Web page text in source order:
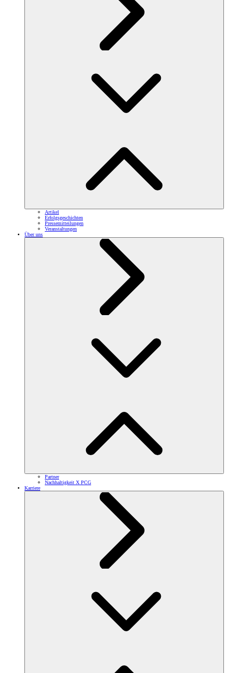
Artikel
Erfolgsgeschichten
Pressemitteilungen
Veranstaltungen
Über uns
Partner
Nachhaltigkeit X PCG
Karriere